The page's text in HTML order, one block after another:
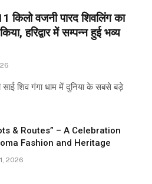
वजनी पारद शिवलिंग का
हरिद्वार में सम्पन्न हुई भव्य
साई शिव गंगा धाम में दुनिया के सबसे बड़े
& Routes” – A Celebration
Fashion and Heritage
2026